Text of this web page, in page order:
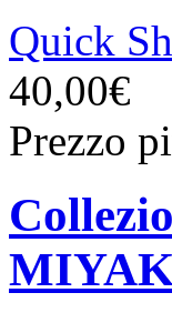
Quick
40,00€
Prezzo